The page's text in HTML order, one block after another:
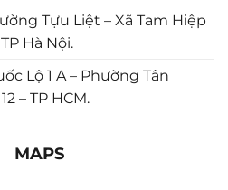
Tựu Liệt – Xã Tam Hiệp
Hà Nội.
Lộ 1 A – Phường Tân
– TP HCM.
MAPS